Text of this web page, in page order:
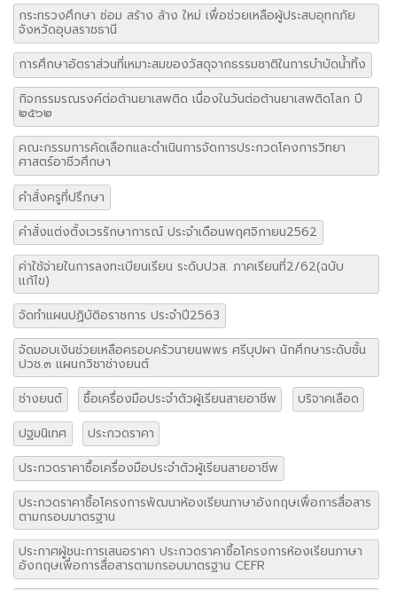
กระทรวงศึกษา ซ่อม สร้าง ล้าง ใหม่ เพื่อช่วยเหลือผู้ประสบอุทกภัย
จังหวัดอุบลราชธานี
การศึกษาอัตราส่วนที่เหมาะสมของวัสดุจากธรรมชาติในการบำบัดน้ำทิ้ง
กิจกรรมรณรงค์ต่อต้านยาเสพติด เนื่องในวันต่อต้านยาเสพติดโลก ปี
๒๕๖๒
คณะกรรมการคัดเลือกและดำเนินการจัดการประกวดโคงการวิทยา
ศาสตร์อาชีวศึกษา
คำสั่งครูที่ปรึกษา
คำสั่งแต่งตั้งเวรรักษาการณ์ ประจำเดือนพฤศจิกายน2562
ค่าใช้จ่ายในการลงทะเบียนเรียน ระดับปวส. ภาคเรียนที่2/62(ฉบับ
แก้ไข)
จัดทำแผนปฏิบัติอราชการ ประจำปี2563
จัดมอบเงินช่วยเหลือครอบครัวนายนพพร ศรีบุปผา นักศึกษาระดับชั้น
ปวช.๓ แผนกวิชาช่างยนต์
ช่างยนต์
ซื้อเครื่องมือประจำตัวผู้เรียนสายอาชีพ
บริจาคเลือด
ปฐมนิเทศ
ประกวดราคา
ประกวดราคาซื้อเครื่องมือประจำตัวผู้เรียนสายอาชีพ
ประกวดราคาซื้อโครงการพัฒนาห้องเรียนภาษาอังกฤษเพื่อการสื่อสาร
ตามกรอบมาตรฐาน
ประกาศผู้ชนะการเสนอราคา ประกวดราคาซื้อโครงการห้องเรียนภาษา
อังกฤษเพื่อการสื่อสารตามกรอบมาตรฐาน CEFR